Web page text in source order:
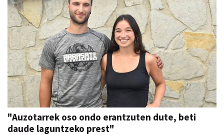
"Auzotarrek oso ondo erantzuten dute, beti
daude laguntzeko prest"